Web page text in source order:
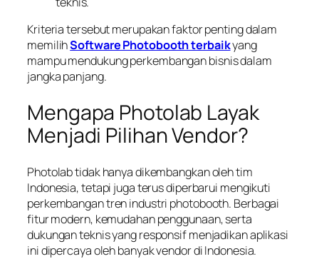
Kriteria tersebut merupakan faktor penting dalam
memilihSoftware Photobooth terbaikyang
mampu mendukung perkembangan bisnis dalam
jangka panjang.
Mengapa Photolab Layak
Menjadi Pilihan Vendor?
Photolab tidak hanya dikembangkan oleh tim
Indonesia, tetapi juga terus diperbarui mengikuti
perkembangan tren industri photobooth. Berbagai
fitur modern, kemudahan penggunaan, serta
dukungan teknis yang responsif menjadikan aplikasi
ini dipercaya oleh banyak vendor di Indonesia.